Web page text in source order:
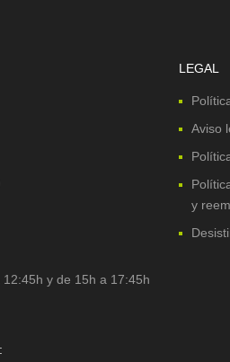
y de 15h a 17:45h
LEGAL
Aviso
y